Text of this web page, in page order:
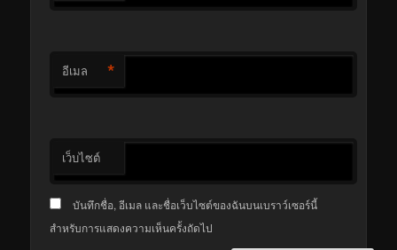
อีเมล *
เว็บไซต์
บันทึกชื่อ, อีเมล และชื่อเว็บไซต์ของฉันบนเบราว์เซอร์นี้
สำหรับการแสดงความเห็นครั้งถัดไป